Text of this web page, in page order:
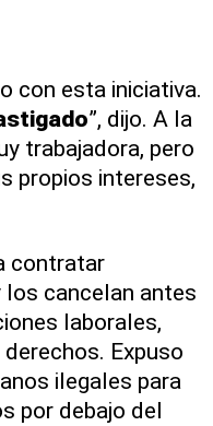
con esta iniciativa.
”, dijo. A la
trabajadora, pero
propios intereses,
contratar
los cancelan antes
laborales,
Expuso
ilegales para
por debajo del